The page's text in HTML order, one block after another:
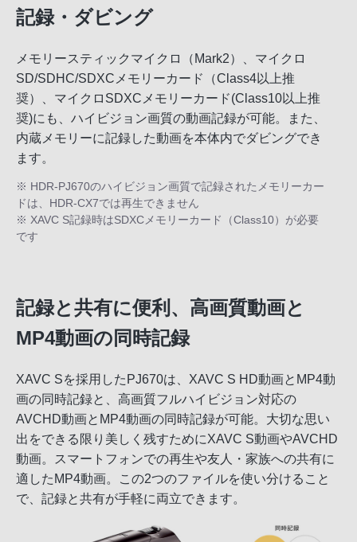
記録・ダビング
メモリースティックマイクロ（Mark2）、マイクロ
SD/SDHC/SDXCメモリーカード（Class4以上推
奨）、マイクロSDXCメモリーカード(Class10以上推
奨)にも、ハイビジョン画質の動画記録が可能。また、
内蔵メモリーに記録した動画を本体内でダビングでき
ます。
※ HDR-PJ670のハイビジョン画質で記録されたメモリーカー
ドは、HDR-CX7では再生できません
※ XAVC S記録時はSDXCメモリーカード（Class10）が必要
です
記録と共有に便利、高画質動画と
MP4動画の同時記録
XAVC Sを採用したPJ670は、XAVC S HD動画とMP4動
画の同時記録と、高画質フルハイビジョン対応の
AVCHD動画とMP4動画の同時記録が可能。大切な思い
出をできる限り美しく残すためにXAVC S動画やAVCHD
動画。スマートフォンでの再生や友人・家族への共有に
適したMP4動画。この2つのファイルを使い分けること
で、記録と共有が手軽に両立できます。